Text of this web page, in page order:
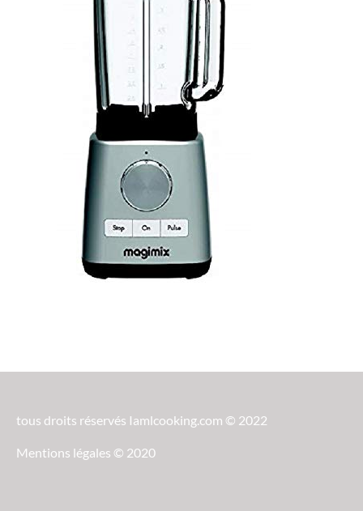
tous droits réservés Iamlcooking.com © 2022
Mentions légales © 2020